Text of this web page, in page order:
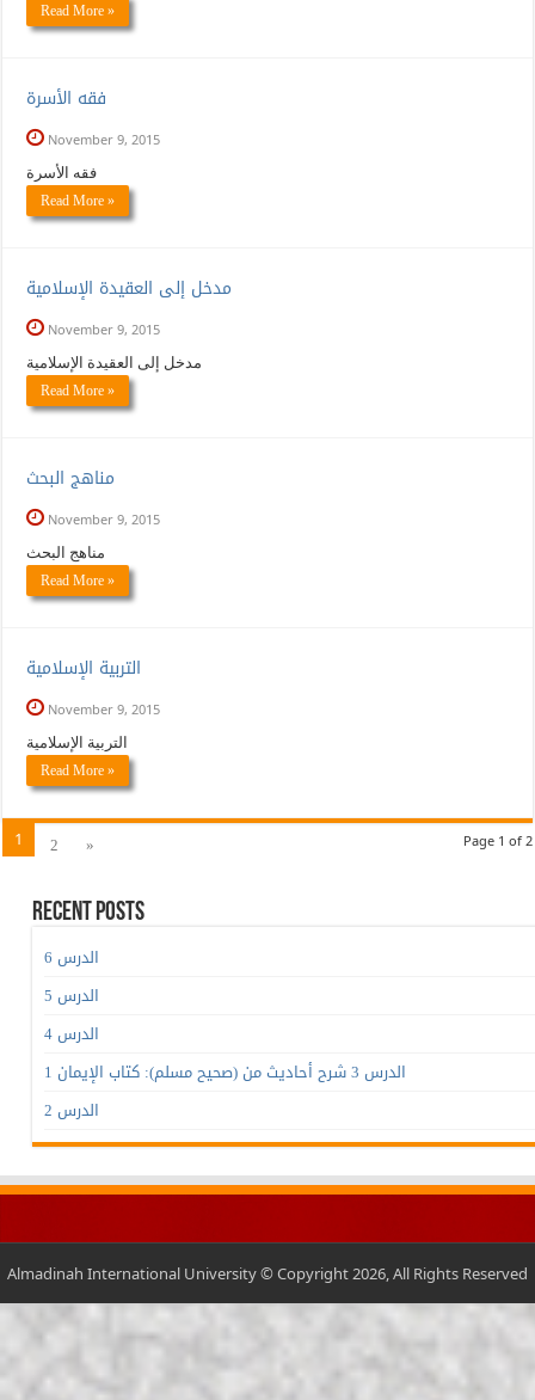
Read More »
فقه الأسرة
November 9, 2015
فقه الأسرة
Read More »
مدخل إلى العقيدة الإسلامية
November 9, 2015
مدخل إلى العقيدة الإسلامية
Read More »
مناهج البحث
November 9, 2015
مناهج البحث
Read More »
التربية الإسلامية
November 9, 2015
التربية الإسلامية
Read More »
Page 1 of 2
1 2 »
Recent Posts
الدرس 6
الدرس 5
الدرس 4
الدرس 3 شرح أحاديث من (صحيح مسلم): كتاب الإيمان 1
الدرس 2
Almadinah International University © Copyright 2026, All Rights Reserved